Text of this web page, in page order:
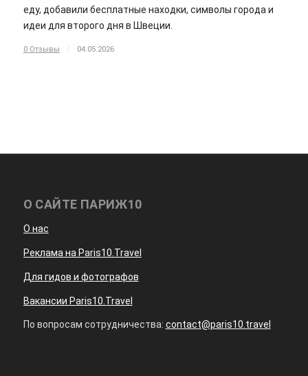
еду, добавили бесплатные находки, символы города и
идеи для второго дня в Швеции.
0 Отзывы / 04.05.2026
О САЙТЕ ПАРИЖ10
О нас
Реклама на Paris10.Travel
Для гидов и фотографов
Вакансии Paris10.Travel
По вопросам сотрудничества: contact@paris10.travel